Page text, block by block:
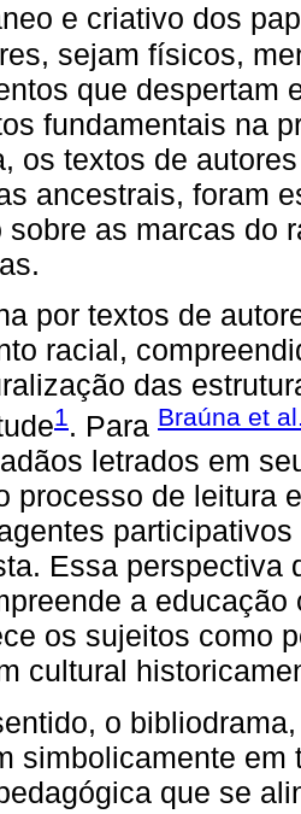
e criativo dos
sejam físicos,
que despertam
fundamentais na
os textos de
ancestrais, foram
sobre as marcas do
por textos de
racial,
das
1. Para Braúna et
letrados em
processo de leitura
Essa perspectiva
a
os sujeitos como
cultural
o
simbolicamente
que se